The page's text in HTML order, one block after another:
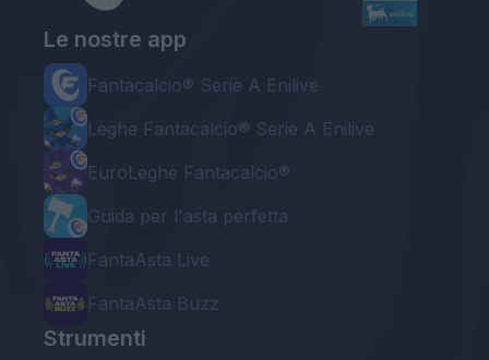
Le nostre app
Fantacalcio® Serie A Enilive
Leghe Fantacalcio® Serie A Enilive
EuroLeghe Fantacalcio®
Guida per l'asta perfetta
FantaAsta Live
FantaAsta Buzz
Strumenti